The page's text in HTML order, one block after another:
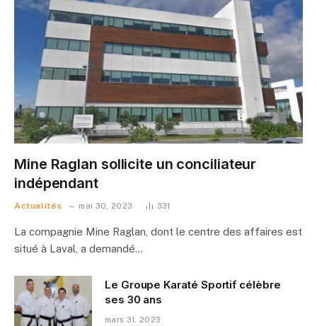
Mine Raglan sollicite un conciliateur
indépendant
Actualités mai 30, 2023 331
La compagnie Mine Raglan, dont le centre des affaires est
situé à Laval, a demandé…
Le Groupe Karaté Sportif célèbre
ses 30 ans
mars 31, 2023